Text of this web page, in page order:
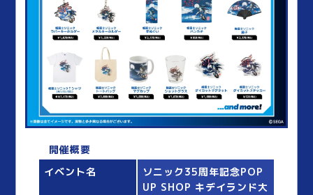
開催概要
イベント名
ソニック35周年記念POP
UP SHOP キデイランド大